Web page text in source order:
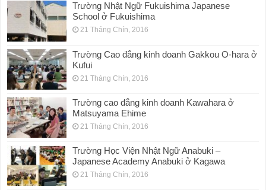
Trường Nhật Ngữ Fukuishima Japanese
School ở Fukuishima
21 Tháng Chín, 2016
Trường Cao đẳng kinh doanh Gakkou O-hara ở
Kufui
21 Tháng Chín, 2016
Trường cao đẳng kinh doanh Kawahara ở
Matsuyama Ehime
21 Tháng Chín, 2016
Trường Học Viện Nhật Ngữ Anabuki –
Japanese Academy Anabuki ở Kagawa
21 Tháng Chín, 2016